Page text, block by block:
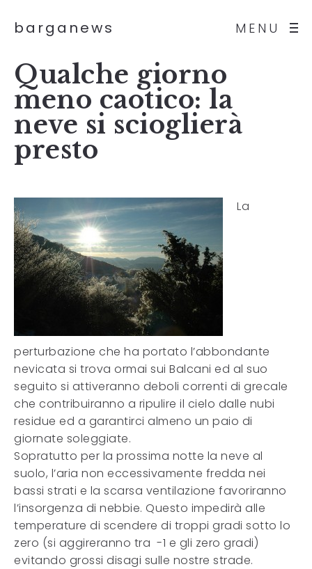
MENU
barganews
Qualche giorno
meno caotico: la
neve si scioglierà
presto
La
perturbazione che ha portato l’abbondante
nevicata si trova ormai sui Balcani ed al suo
seguito si attiveranno deboli correnti di grecale
che contribuiranno a ripulire il cielo dalle nubi
residue ed a garantirci almeno un paio di
giornate soleggiate.
Sopratutto per la prossima notte la neve al
suolo, l’aria non eccessivamente fredda nei
bassi strati e la scarsa ventilazione favoriranno
l’insorgenza di nebbie. Questo impedirà alle
temperature di scendere di troppi gradi sotto lo
zero (si aggireranno tra -1 e gli zero gradi)
evitando grossi disagi sulle nostre strade.